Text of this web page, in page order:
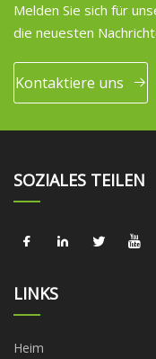
Melden Sie sich für
die neuesten
Kontaktiere uns
SOZIALES TEILEN
LINKS
Heim